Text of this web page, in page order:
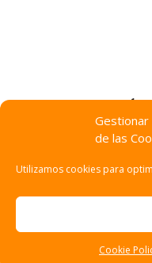
Gestionar
de las
Utilizamos cookies para
Cookie
Technocracia © 2026.